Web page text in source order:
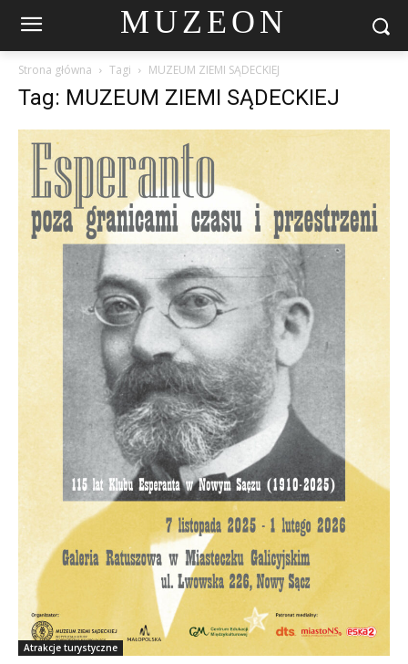
MUZEON
Strona główna Tagi MUZEUM ZIEMI SĄDECKIEJ
Tag: MUZEUM ZIEMI SĄDECKIEJ
Atrakcje turystyczne